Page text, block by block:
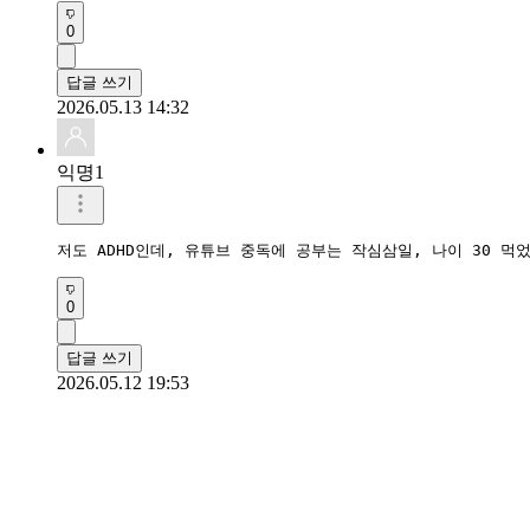
0
답글 쓰기
2026.05.13 14:32
익명1
저도 ADHD인데, 유튜브 중독에 공부는 작심삼일, 나이 30 먹
0
답글 쓰기
2026.05.12 19:53